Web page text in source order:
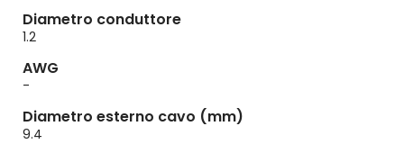
Diametro conduttore
1.2
AWG
-
Diametro esterno cavo (mm)
9.4